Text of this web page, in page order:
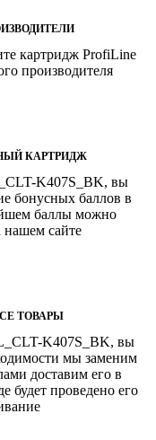
картридж ProfiLine
производителя
КАРТРИДЖ
K407S_BK, вы
бонусных баллов в
баллы можно
нашем сайте
ТОВАРЫ
K407S_BK, вы
мы заменим
доставим его в
будет проведено его